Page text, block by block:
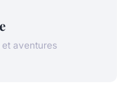
aventures